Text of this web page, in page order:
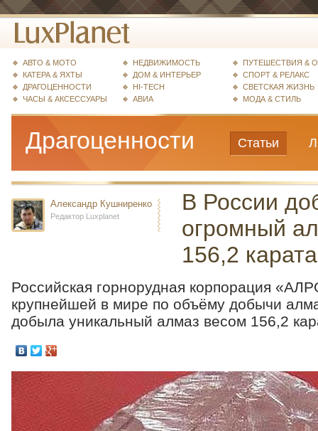
АВТО & МОТО
КАТЕРА & ЯХТЫ
ДРАГОЦЕННОСТИ
ЧАСЫ & АКСЕССУАРЫ
НЕДВИЖИМОСТЬ
ДОМ & ИНТЕРЬЕР
HI-TECH
АВИА
ПУТЕШЕСТВИЯ &
СПОРТ & РЕЛАКС
СВЕТСКАЯ ЖИЗНЬ
МОДА & СТИЛЬ
Драгоценности Статьи
Александр Кушниренко
Редактор Luxplanet
В России
огромный
156,2 карата
Российская горнорудная корпорация
крупнейшей в мире по объёму добычи
добыла уникальный алмаз весом 156,2